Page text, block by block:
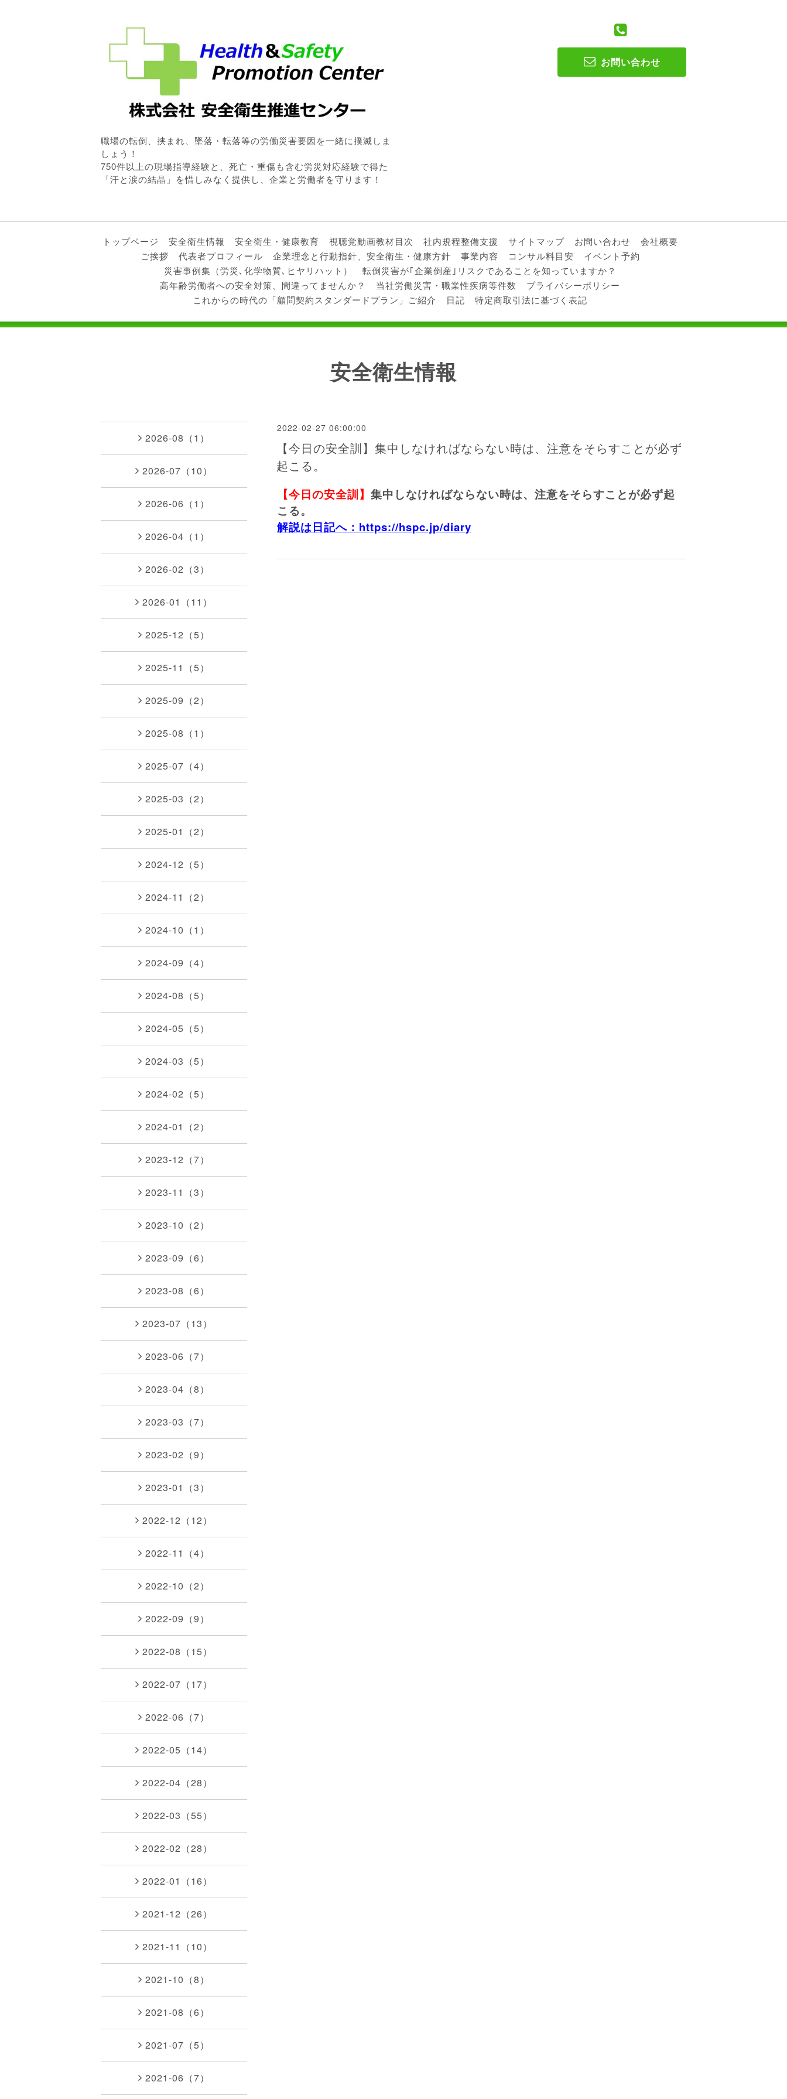
お問い合わせ
職場の転倒、挟まれ、墜落・転落等の労働災害要因を一緒に撲滅しま
しょう！
750件以上の現場指導経験と、死亡・重傷も含む労災対応経験で得た
「汗と涙の結晶」を惜しみなく提供し、企業と労働者を守ります！
トップページ 安全衛生情報 安全衛生・健康教育 視聴覚動画教材目次 社内規程整備支援 サイトマップ お問い合わせ
会社概要
ご挨拶
代表者プロフィール 企業理念と行動指針、安全衛生・健康方針 事業内容 コンサル料目安
イベント予約
災害事例集（労災､化学物質､ヒヤリハット）
転倒災害が｢企業倒産｣リスクであることを知っていますか？
高年齢労働者への安全対策、間違ってませんか？
当社労働災害・職業性疾病等件数
プライバシーポリシー
これからの時代の「顧問契約スタンダードプラン」ご紹介
日記 特定商取引法に基づく表記
安全衛生情報
2022-02-27 06:00:00
【今日の安全訓】集中しなければならない時は、注意をそらすことが必ず
起こる。
【今日の安全訓】 集中しなければならない時は、注意をそらすことが必ず起
こる。
解説は日記へ：https://hspc.jp/diary
2026-08（1）
2026-07（10）
2026-06（1）
2026-04（1）
2026-02（3）
2026-01（11）
2025-12（5）
2025-11（5）
2025-09（2）
2025-08（1）
2025-07（4）
2025-03（2）
2025-01（2）
2024-12（5）
2024-11（2）
2024-10（1）
2024-09（4）
2024-08（5）
2024-05（5）
2024-03（5）
2024-02（5）
2024-01（2）
2023-12（7）
2023-11（3）
2023-10（2）
2023-09（6）
2023-08（6）
2023-07（13）
2023-06（7）
2023-04（8）
2023-03（7）
2023-02（9）
2023-01（3）
2022-12（12）
2022-11（4）
2022-10（2）
2022-09（9）
2022-08（15）
2022-07（17）
2022-06（7）
2022-05（14）
2022-04（28）
2022-03（55）
2022-02（28）
2022-01（16）
2021-12（26）
2021-11（10）
2021-10（8）
2021-08（6）
2021-07（5）
2021-06（7）